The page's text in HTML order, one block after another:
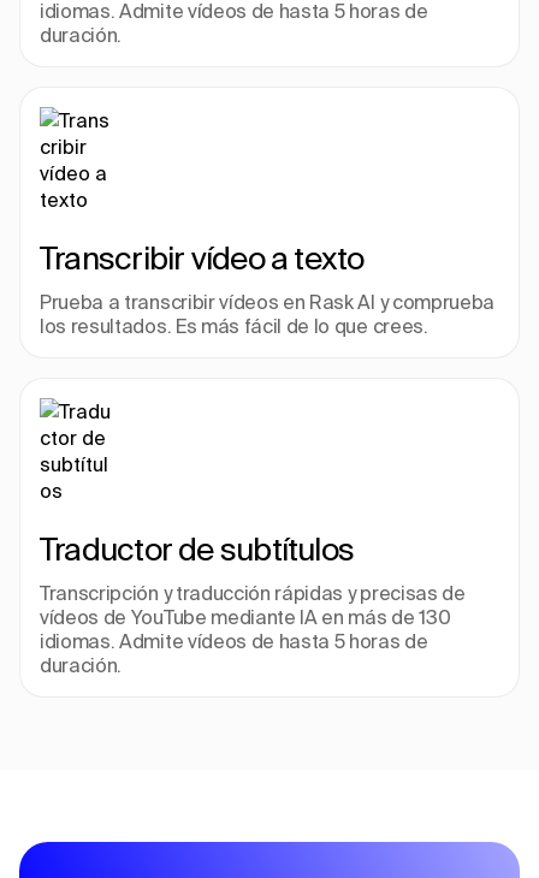
idiomas. Admite vídeos de hasta 5 horas de
duración.
Transcribir vídeo a texto
Prueba a transcribir vídeos en Rask AI y comprueba
los resultados. Es más fácil de lo que crees.
Traductor de subtítulos
Transcripción y traducción rápidas y precisas de
vídeos de YouTube mediante IA en más de 130
idiomas. Admite vídeos de hasta 5 horas de
duración.